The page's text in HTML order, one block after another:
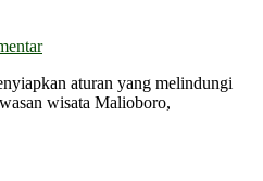
aturan yang melindungi
wisata Malioboro,